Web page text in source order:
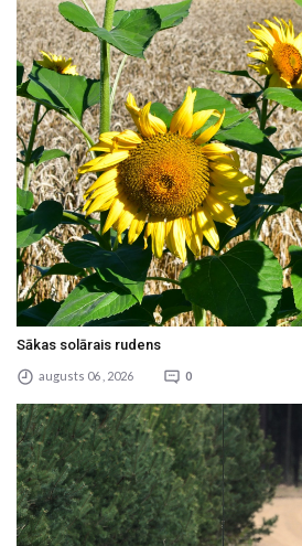
Sākas solārais rudens
augusts 06 , 2026 0